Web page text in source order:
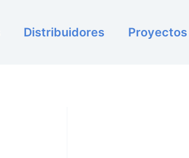
Distribuidores Proyectos